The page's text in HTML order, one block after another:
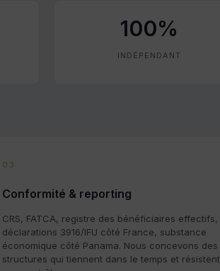
100%
INDÉPENDANT
03
Conformité & reporting
CRS, FATCA, registre des bénéficiaires effectifs,
déclarations 3916/IFU côté France, substance
économique côté Panama. Nous concevons des
structures qui tiennent dans le temps et résistent